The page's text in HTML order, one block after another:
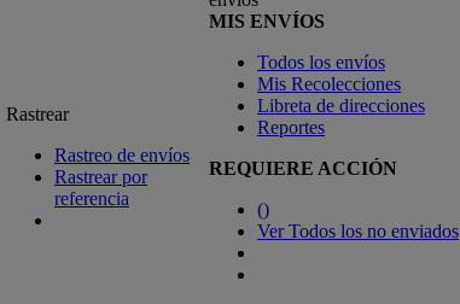
Rastrear
Rastreo de envíos
Rastrear por
referencia
MIS ENVÍOS
Todos los envíos
Mis Recolecciones
Libreta de direcciones
Reportes
REQUIERE ACCIÓN
()
Ver Todos los no enviados